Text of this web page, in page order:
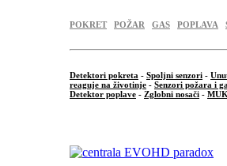
POKRET POŽAR GAS POPLAVA
Detektori pokreta - Spoljni senzori -
reaguje na životinje - Senzori požara i
Detektor poplave - Zglobni nosači -